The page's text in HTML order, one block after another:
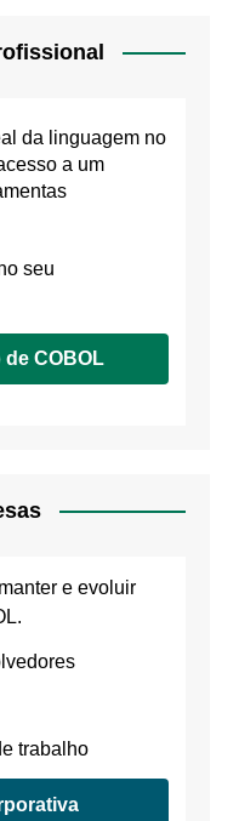
da linguagem no
a um
seu
COBOL
e evoluir
trabalho